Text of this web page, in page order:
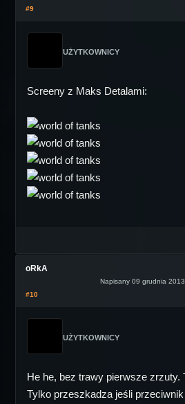
#9
UŻYTKOWNICY
Screeny z Maks Detalami:
oRkA
Napisany 09 grudnia
#10
UŻYTKOWNICY
He he, bez trawy pierwsze zrzuty.
Tylko przeszkadza jeśli